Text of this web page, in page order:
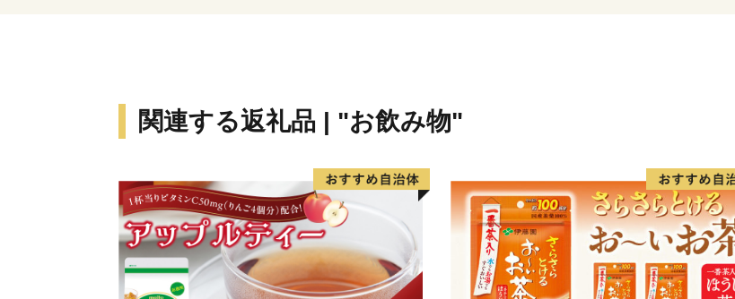
下呂市は、岐阜
は郡上市、関市
ほぼ中央を飛騨
御嶽山をはじめ
曽川国定公園や
関連する返礼品 | "お飲み物"